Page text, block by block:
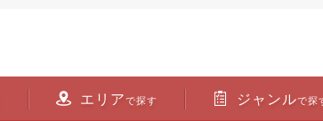
エリアで探す ジャンルで探